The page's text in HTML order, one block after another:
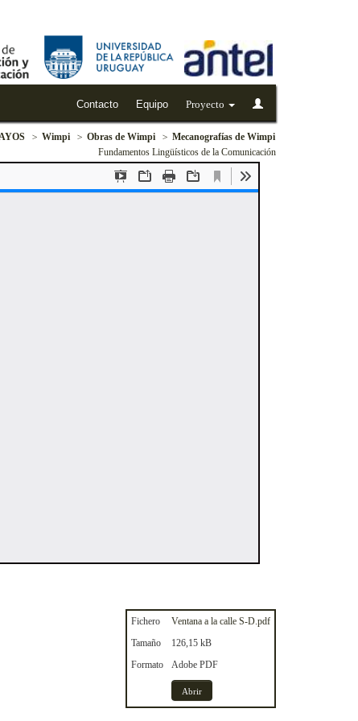
Contacto Equipo Proyecto
Wimpi Obras de Wimpi
Mecanografías de Wimpi
Fundamentos Lingüísticos de la Comunicación
Fichero
Ventana a la calle S-D.pdf
Tamaño
126,15 kB
Formato
Adobe PDF
Abrir